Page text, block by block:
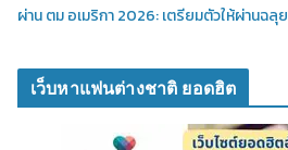
ผ่าน ตม อเมริกา 2026: เตรียมตัวให้ผ่านฉลุย
เว็บหาแฟนต่างชาติ ยอดฮิต